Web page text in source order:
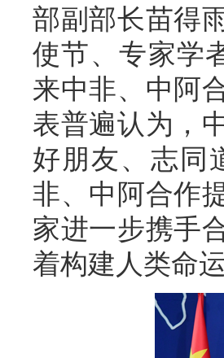
部副部长苗得
使节、专家学
来中非、中阿
表普遍认为，
好朋友、志同
非、中阿合作
家进一步携手
着构建人类命